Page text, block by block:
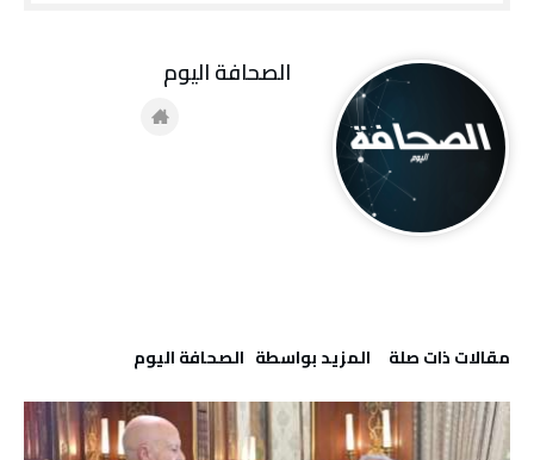
‫مقالات ذات صلة‬ ‫‫المزيد بواسطة‬ ‬ ‭ ‬الصحافة‭ ‬اليوم